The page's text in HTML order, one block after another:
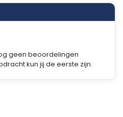
geen beoordelingen
kun jij de eerste zijn.